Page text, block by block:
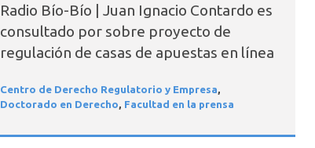
Radio Bío-Bío | Juan Ignacio Contardo es
consultado por sobre proyecto de
regulación de casas de apuestas en línea
Centro de Derecho Regulatorio y Empresa,
Doctorado en Derecho, Facultad en la prensa